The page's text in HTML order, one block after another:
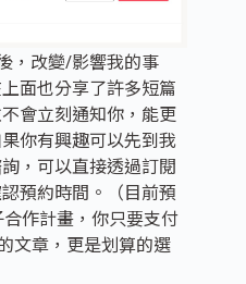
，改變/影響我的事
面也分享了許多短篇
會立刻通知你，能更
你有興趣可以先到我
，可以直接透過訂閱
預約時間。（目前預
作計畫，你只要支付
文章，更是划算的選